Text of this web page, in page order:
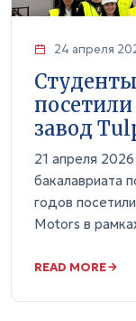
24 апреля
завод
21 апреля
бакалавриата
годов
Motors в
READ MORE